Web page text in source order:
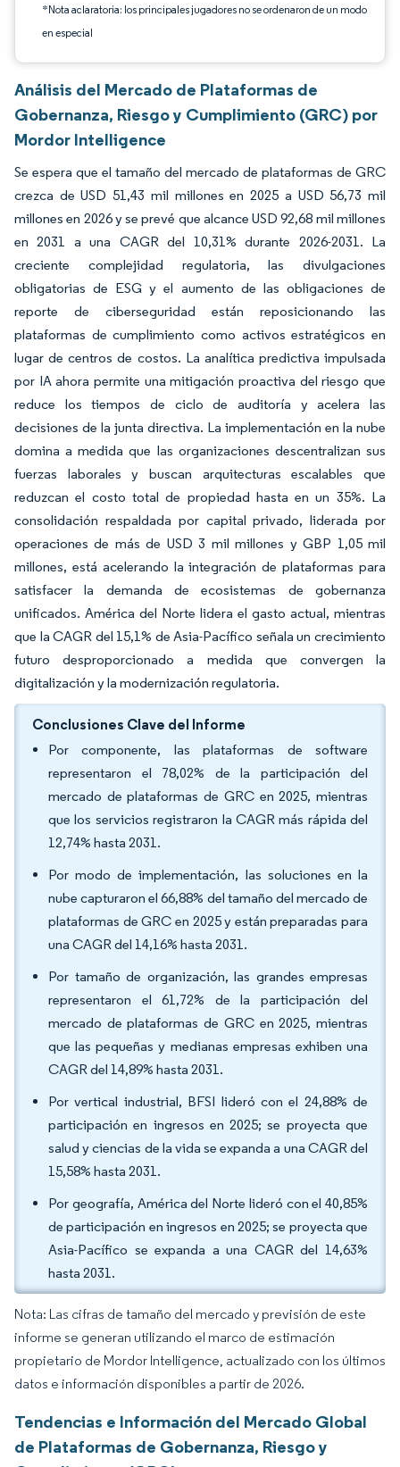
*Nota aclaratoria: los principales jugadores no se ordenaron de un modo
en especial
Análisis del Mercado de Plataformas de
Gobernanza, Riesgo y Cumplimiento (GRC) por
Mordor Intelligence
Se espera que el tamaño del mercado de plataformas de GRC
crezca de USD 51,43 mil millones en 2025 a USD 56,73 mil
millones en 2026 y se prevé que alcance USD 92,68 mil millones
en 2031 a una CAGR del 10,31% durante 2026-2031. La
creciente complejidad regulatoria, las divulgaciones
obligatorias de ESG y el aumento de las obligaciones de
reporte de ciberseguridad están reposicionando las
plataformas de cumplimiento como activos estratégicos en
lugar de centros de costos. La analítica predictiva impulsada
por IA ahora permite una mitigación proactiva del riesgo que
reduce los tiempos de ciclo de auditoría y acelera las
decisiones de la junta directiva. La implementación en la nube
domina a medida que las organizaciones descentralizan sus
fuerzas laborales y buscan arquitecturas escalables que
reduzcan el costo total de propiedad hasta en un 35%. La
consolidación respaldada por capital privado, liderada por
operaciones de más de USD 3 mil millones y GBP 1,05 mil
millones, está acelerando la integración de plataformas para
satisfacer la demanda de ecosistemas de gobernanza
unificados. América del Norte lidera el gasto actual, mientras
que la CAGR del 15,1% de Asia-Pacífico señala un crecimiento
futuro desproporcionado a medida que convergen la
digitalización y la modernización regulatoria.
Conclusiones Clave del Informe
Por componente, las plataformas de software
representaron el 78,02% de la participación del
mercado de plataformas de GRC en 2025, mientras
que los servicios registraron la CAGR más rápida del
12,74% hasta 2031.
Por modo de implementación, las soluciones en la
nube capturaron el 66,88% del tamaño del mercado de
plataformas de GRC en 2025 y están preparadas para
una CAGR del 14,16% hasta 2031.
Por tamaño de organización, las grandes empresas
representaron el 61,72% de la participación del
mercado de plataformas de GRC en 2025, mientras
que las pequeñas y medianas empresas exhiben una
CAGR del 14,89% hasta 2031.
Por vertical industrial, BFSI lideró con el 24,88% de
participación en ingresos en 2025; se proyecta que
salud y ciencias de la vida se expanda a una CAGR del
15,58% hasta 2031.
Por geografía, América del Norte lideró con el 40,85%
de participación en ingresos en 2025; se proyecta que
Asia-Pacífico se expanda a una CAGR del 14,63%
hasta 2031.
Nota: Las cifras de tamaño del mercado y previsión de este
informe se generan utilizando el marco de estimación
propietario de Mordor Intelligence, actualizado con los últimos
datos e información disponibles a partir de 2026.
Tendencias e Información del Mercado Global
de Plataformas de Gobernanza, Riesgo y